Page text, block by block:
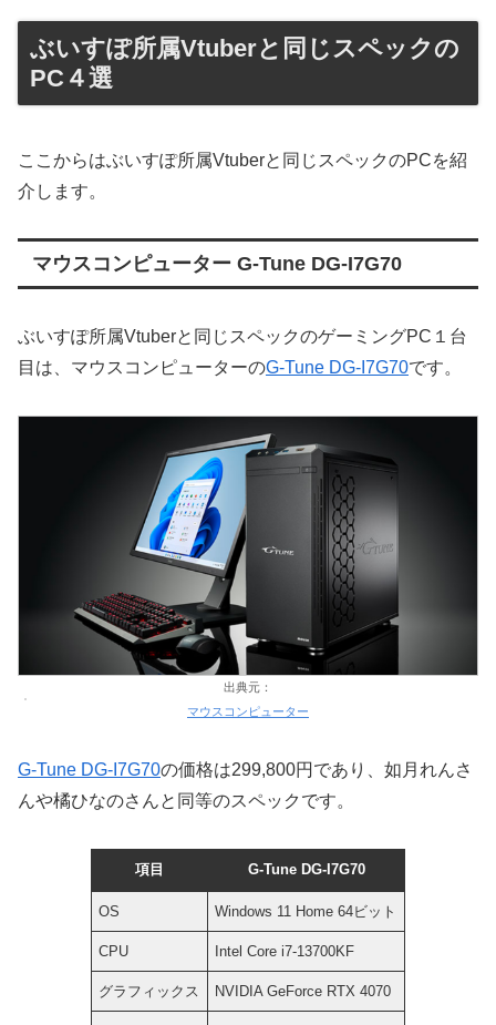
ぶいすぽ所属Vtuberと同じスペックの
PC４選
ここからはぶいすぽ所属Vtuberと同じスペックのPCを紹
介します。
マウスコンピューター G-Tune DG-I7G70
ぶいすぽ所属Vtuberと同じスペックのゲーミングPC１台
目は、マウスコンピューターのG-Tune DG-I7G70です。
出典元：
マウスコンピューター
G-Tune DG-I7G70の価格は299,800円であり、如月れんさ
んや橘ひなのさんと同等のスペックです。
項目 G-Tune DG-I7G70
OS Windows 11 Home 64ビット
CPU Intel Core i7-13700KF
グラフィックス NVIDIA GeForce RTX 4070